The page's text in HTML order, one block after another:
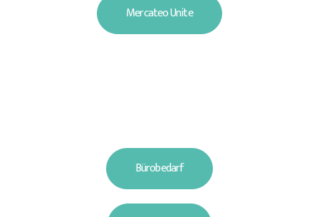
Mercateo Unite
Bürobedarf